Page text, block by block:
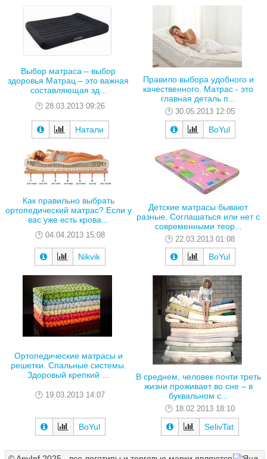
Выбор матраса – выбор
здоровья Матрац – это важная
составляющая зд...
28.03.2013 09:26
Натали
Правило выбора удобного и
качественного. Матрас - это
главная деталь п...
30.05.2013 12:05
BoYul
Как правильно выбрать
ортопедический матрас? Если у
вас уже есть крова...
04.04.2013 15:08
Nikvik
Детские матрасы бывают
разные. Соглашаться или нет с
современными теор...
22.03.2013 01:08
BoYul
Ортопедические матрасы и
решетки. Спальные системы.
Здоровый крепкий ...
19.03.2013 14:07
BoYul
В среднем, человек почти треть
жизни проживает во сне – в
буквальном с...
18.02.2013 18:10
SelivTat